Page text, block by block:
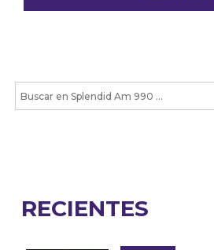
RECIENTES